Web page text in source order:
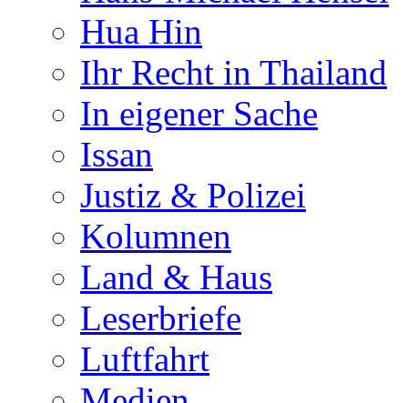
Hua Hin
Ihr Recht in Thailand
In eigener Sache
Issan
Justiz & Polizei
Kolumnen
Land & Haus
Leserbriefe
Luftfahrt